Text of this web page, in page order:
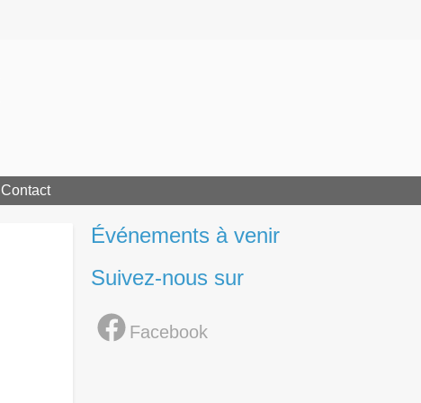
Contact
Événements à venir
Suivez-nous sur
Facebook